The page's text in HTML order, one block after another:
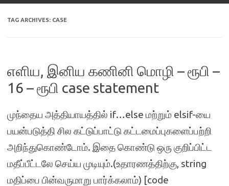
TAG ARCHIVES: CASE
எளிய, இனிய கணினி மொழி – ரூபி –
16 – ரூபி case statement
முந்தைய அத்தியாயத்தில் if…else மற்றும் elsif-யை
பயன்படுத்தி சில கட்டுப்பாட்டு கட்டமைப்புகளைப்பற்றி
அறிந்துகொண்டோம். இதை கொண்டு ஒரு குறிப்பிட்ட
மதீப்பீட்டலே செய்ய முடியும்.(உதாரணத்திற்கு, string
மதிப்பை பின்வருமாறு பார்க்கலாம்) [code